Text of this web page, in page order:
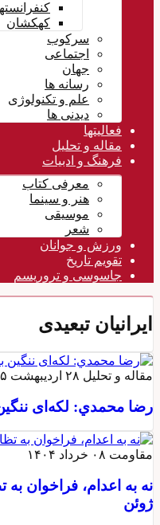
کهکشان
سرکوب
اجتماعی
جهان
رسانه ها
علم و تکنولوژی
دیدنی ها
فعالیتها
مقاله و تحلیل
فرهنگ و ادبیات
معرفی کتاب
هنر و سینما
موسیقی
شعر
ورزش و جوانان
تقویم تاريخ
جاسوسی و تروریسم
ایرانیان تبعیدی
مقاله و تحلیل ۲۸ اردیبهشت ۱۴۰۵
رضا محمدي: لکه‌ای
مقاومت ۰۸ خرداد ۱۴۰۴
ژوئن